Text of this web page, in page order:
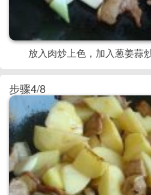
放入肉炒上色，加入葱姜蒜
步骤4/8